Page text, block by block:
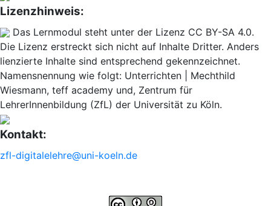
Lizenzhinweis:
Das Lernmodul steht unter der Lizenz CC BY-SA 4.0.
Die Lizenz erstreckt sich nicht auf Inhalte Dritter. Anders
lienzierte Inhalte sind entsprechend gekennzeichnet.
Namensnennung wie folgt: Unterrichten | Mechthild
Wiesmann, teff academy und, Zentrum für
LehrerInnenbildung (ZfL) der Universität zu Köln.
Kontakt:
zfl-digitalelehre@uni-koeln.de